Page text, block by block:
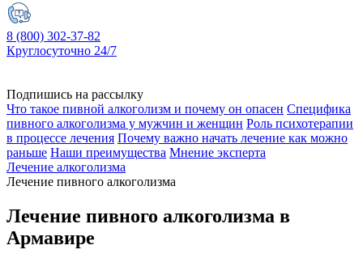
8 (800) 302-37-82
Круглосуточно 24/7
Подпишись на рассылку
Что такое пивной алкоголизм и почему он опасен Специфика
пивного алкоголизма у мужчин и женщин Роль психотерапии
в процессе лечения Почему важно начать лечение как можно
раньше Наши преимущества Мнение эксперта
Лечение алкоголизма
Лечение пивного алкоголизма
Лечение пивного алкоголизма в
Армавире